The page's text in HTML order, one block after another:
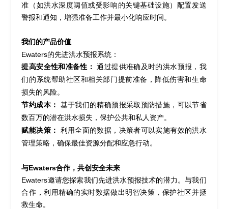
准（如洪水深度阈值或受影响的关键基础设施）配置发送
警报和通知，增强准备工作并最小化响应时间。
我们的产品价值
Ewaters的先进洪水预报系统：
提高安全性和准备性：
通过提供准确及时的洪水预报，我
们的系统帮助社区和相关部门提前准备，降低伤害和生命
损失的风险。
节约成本：
基于我们的精确预报采取预防措施，可以节省
数百万的潜在洪水损失，保护公共和私人资产。
赋能决策：
利用全面的数据，决策者可以实施有效的洪水
管理策略，确保最佳资源分配和 应急行动。
与Ewaters合作，共创安全未来
Ewaters邀请您探索我们先进洪水预报技术的潜力。与我们
合作，利用精确的实时数据做出明智决策，保护社区并拯
救生命。